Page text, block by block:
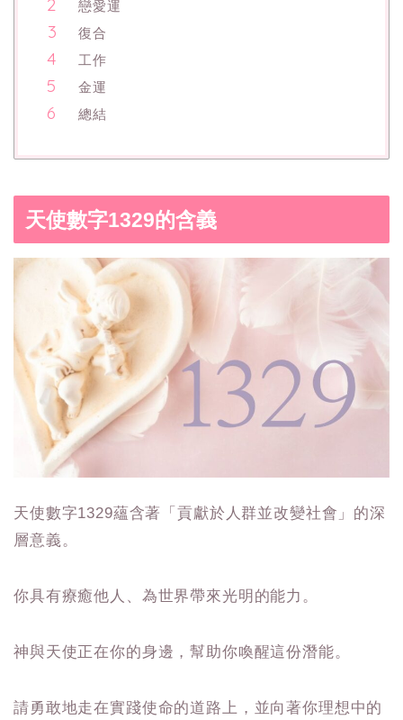
戀愛運
復合
工作
金運
總結
天使數字1329的含義
天使數字1329蘊含著「貢獻於人群並改變社會」的深
層意義。
你具有療癒他人、為世界帶來光明的能力。
神與天使正在你的身邊，幫助你喚醒這份潛能。
請勇敢地走在實踐使命的道路上，並向著你理想中的